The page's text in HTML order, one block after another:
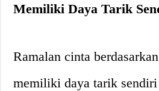
Memiliki Daya Tarik
Ramalan cinta
memiliki daya tarik sendiri